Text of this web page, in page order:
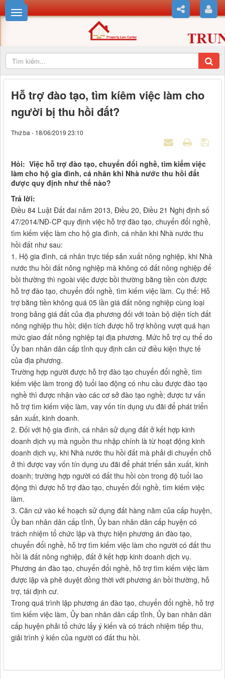
Hỗ trợ đào tạo, tìm kíêm việc làm cho
người bị thu hồi đất?
Thứ ba - 18/06/2019 23:10
Hỏi: Việc hỗ trợ đào tạo, chuyển đổi nghề, tìm kiếm việc
làm cho hộ gia đình, cá nhân khi Nhà nước thu hồi đất
được quy định như thế nào?
Trả lời:
Điều 84 Luật Đất đai năm 2013, Điều 20, Điều 21 Nghị định số
47/2014/NĐ-CP quy định việc hỗ trợ đào tạo, chuyển đổi nghề,
tìm kiếm việc làm cho hộ gia đình, cá nhân khi Nhà nước thu
hồi đất như sau:
1. Hộ gia đình, cá nhân trực tiếp sản xuất nông nghiệp, khi Nhà
nước thu hồi đất nông nghiệp mà không có đất nông nghiệp để
bồi thường thì ngoài việc được bồi thường bằng tiền còn được
hỗ trợ đào tạo, chuyển đổi nghề, tìm kiếm việc làm. Cụ thể: Hỗ
trợ bằng tiền không quá 05 lần giá đất nông nghiệp cùng loại
trong bảng giá đất của địa phương đối với toàn bộ diện tích đất
nông nghiệp thu hồi; diện tích được hỗ trợ không vượt quá hạn
mức giao đất nông nghiệp tại địa phương. Mức hỗ trợ cụ thể do
Ủy ban nhân dân cấp tỉnh quy định căn cứ điều kiện thực tế
của địa phương.
Trường hợp người được hỗ trợ đào tạo chuyển đổi nghề, tìm
kiếm việc làm trong độ tuổi lao động có nhu cầu được đào tạo
nghề thì được nhận vào các cơ sở đào tạo nghề; được tư vấn
hỗ trợ tìm kiếm việc làm, vay vốn tín dụng ưu đãi để phát triển
sản xuất, kinh doanh.
2. Đối với hộ gia đình, cá nhân sử dụng đất ở kết hợp kinh
doanh dịch vụ mà nguồn thu nhập chính là từ hoạt động kinh
doanh dịch vụ, khi Nhà nước thu hồi đất mà phải di chuyển chỗ
ở thì được vay vốn tín dụng ưu đãi để phát triển sản xuất, kinh
doanh; trường hợp người có đất thu hồi còn trong độ tuổi lao
động thì được hỗ trợ đào tạo, chuyển đổi nghề, tìm kiếm việc
làm.
3. Căn cứ vào kế hoạch sử dụng đất hàng năm của cấp huyện,
Ủy ban nhân dân cấp tỉnh, Ủy ban nhân dân cấp huyện có
trách nhiệm tổ chức lập và thực hiện phương án đào tạo,
chuyển đổi nghề, hỗ trợ tìm kiếm việc làm cho người có đất thu
hồi là đất nông nghiệp, đất ở kết hợp kinh doanh dịch vụ.
Phương án đào tạo, chuyển đổi nghề, hỗ trợ tìm kiếm việc làm
được lập và phê duyệt đồng thời với phương án bồi thường, hỗ
trợ, tái định cư.
Trong quá trình lập phương án đào tạo, chuyển đổi nghề, hỗ trợ
tìm kiếm việc làm, Ủy ban nhân dân cấp tỉnh, Ủy ban nhân dân
cấp huyện phải tổ chức lấy ý kiến và có trách nhiệm tiếp thu,
giải trình ý kiến của người có đất thu hồi.